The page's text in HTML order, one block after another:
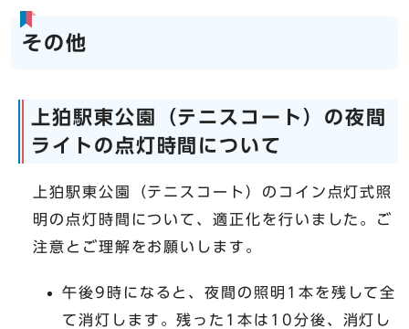
その他
上狛駅東公園（テニスコート）の夜間
ライトの点灯時間について
上狛駅東公園（テニスコート）のコイン点灯式照
明の点灯時間について、適正化を行いました。ご
注意とご理解をお願いします。
午後9時になると、夜間の照明1本を残して全
て消灯します。残った1本は10分後、消灯し